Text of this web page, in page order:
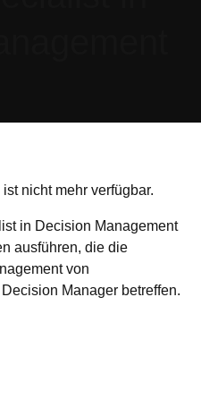
nicht mehr verfügbar.
in Decision Management
ausführen, die die
von
Manager betreffen.